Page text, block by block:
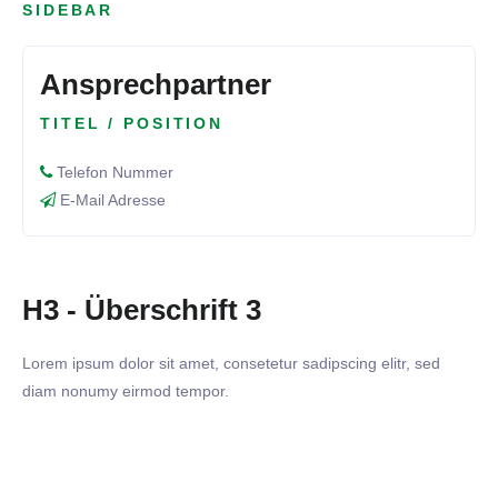
SIDEBAR
Ansprechpartner
TITEL / POSITION
Telefon Nummer
E-Mail Adresse
H3 - Überschrift 3
Lorem ipsum dolor sit amet, consetetur sadipscing elitr, sed
diam nonumy eirmod tempor.